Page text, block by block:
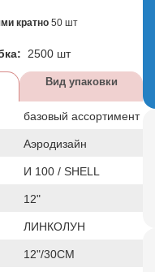
кратно 50 шт
2500 шт
Вид упаковки
базовый ассортимент
Аэродизайн
И 100 / SHELL
12"
ЛИНКОЛУН
12"/30СМ